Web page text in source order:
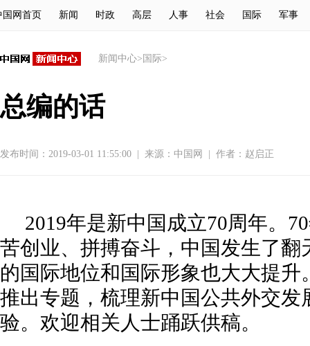
国网首页 新闻 时政 高层 人事 社会 国际 军事
新闻中心> 国际>
总编的话
发布时间：2019-03-01 11:55:00 来源： 中国网 作者：赵启正
2019年是新中国成立70周年。
苦创业、拼搏奋斗，中国发生了翻
的国际地位和国际形象也大大提升
推出专题，梳理新中国公共外交发
验。欢迎相关人士踊跃供稿。